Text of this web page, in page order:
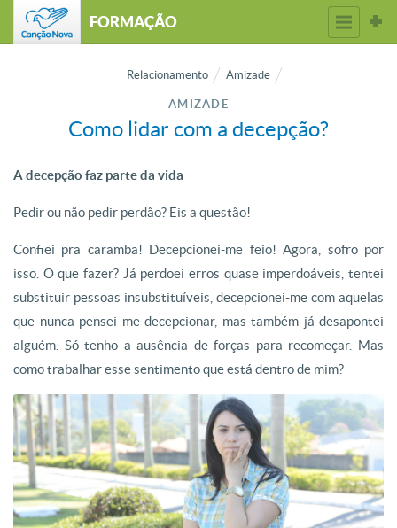
FORMAÇÃO
Relacionamento Amizade
AMIZADE
Como lidar com a decepção?
A decepção faz parte da vida
Pedir ou não pedir perdão? Eis a questão!
Confiei pra caramba! Decepcionei-me feio! Agora, sofro por
isso. O que fazer? Já perdoei erros quase imperdoáveis, tentei
substituir pessoas insubstituíveis, decepcionei-me com aquelas
que nunca pensei me decepcionar, mas também já desapontei
alguém. Só tenho a ausência de forças para recomeçar. Mas
como trabalhar esse sentimento que está dentro de mim?